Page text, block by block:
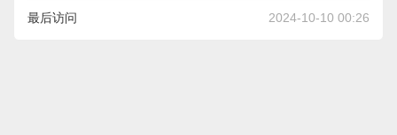
最后访问 2024-10-10 00:26